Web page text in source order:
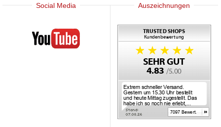
Social Media
Mediherz
Auszeichnungen